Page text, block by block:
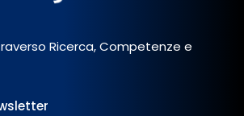
Ricerca, Competenze e